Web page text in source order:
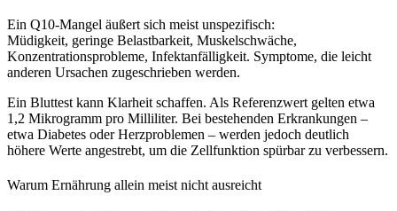
Ein Q10-Mangel äußert sich meist unspezifisch:
Müdigkeit, geringe Belastbarkeit, Muskelschwäche,
Konzentrationsprobleme, Infektanfälligkeit. Symptome, die leicht
anderen Ursachen zugeschrieben werden.
Ein Bluttest kann Klarheit schaffen. Als Referenzwert gelten etwa
1,2 Mikrogramm pro Milliliter. Bei bestehenden Erkrankungen –
etwa Diabetes oder Herzproblemen – werden jedoch deutlich
höhere Werte angestrebt, um die Zellfunktion spürbar zu verbessern.
Warum Ernährung allein meist nicht ausreicht